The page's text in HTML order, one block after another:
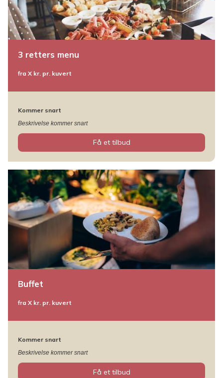
3 retters menu
fra X kr. pr. kuvert
Kommer snart
Beskrivelse kommer snart
Få et tilbud
Buffet
fra X kr. pr. kuvert
Kommer snart
Beskrivelse kommer snart
Få et tilbud